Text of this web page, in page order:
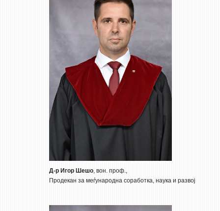
Д-р Игор Шешо, вон. проф.,
Продекан за меѓународна соработка, наука и развој